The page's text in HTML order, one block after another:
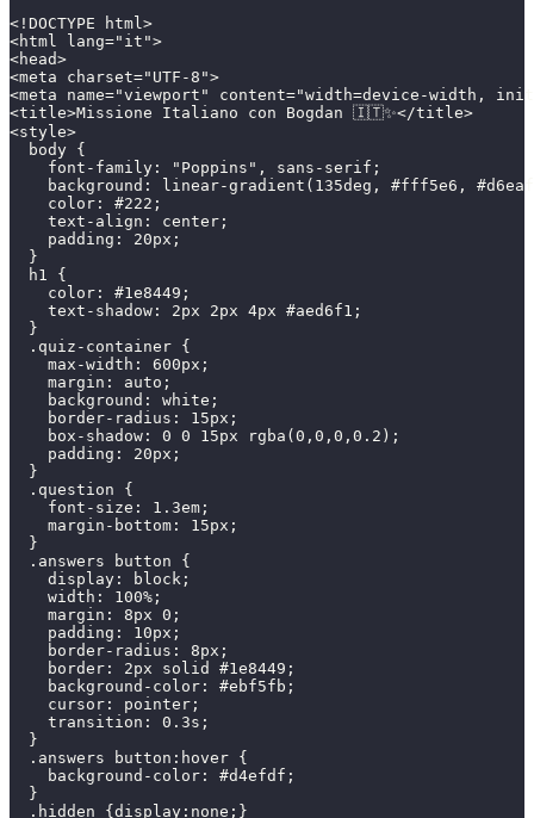
<!DOCTYPE html>
<html lang="it">
<head>
<meta charset="UTF-8">
<meta name="viewport" content="width=device-width,
<title>Missione Italiano con Bogdan 🇮🇹✨</title>
<style>
  body {
    font-family: "Poppins", sans-serif;
background: linear-gradient(135deg, #fff5e6,
    color: #222;
    text-align: center;
    padding: 20px;
  }
  h1 {
    color: #1e8449;
    text-shadow: 2px 2px 4px #aed6f1;
  }
  .quiz-container {
    max-width: 600px;
    margin: auto;
    background: white;
    border-radius: 15px;
    box-shadow: 0 0 15px rgba(0,0,0,0.2);
    padding: 20px;
  }
  .question {
    font-size: 1.3em;
    margin-bottom: 15px;
  }
  .answers button {
    display: block;
    width: 100%;
    margin: 8px 0;
    padding: 10px;
    border-radius: 8px;
    border: 2px solid #1e8449;
    background-color: #ebf5fb;
    cursor: pointer;
    transition: 0.3s;
  }
  .answers button:hover {
    background-color: #d4efdf;
  }
  .hidden {display:none;}